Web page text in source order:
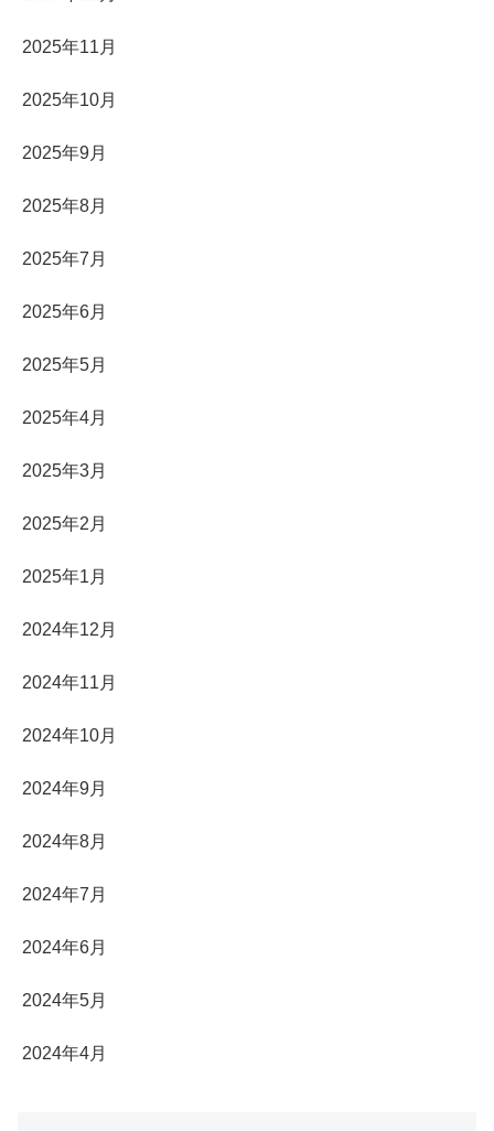
2025年11月
2025年10月
2025年9月
2025年8月
2025年7月
2025年6月
2025年5月
2025年4月
2025年3月
2025年2月
2025年1月
2024年12月
2024年11月
2024年10月
2024年9月
2024年8月
2024年7月
2024年6月
2024年5月
2024年4月